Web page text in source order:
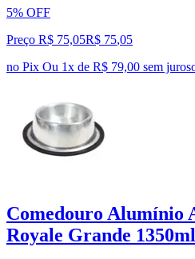
5% OFF
Preço R$ 75,05R$ 75,05
no Pix Ou 1x de R$ 79,00 sem juros
Comedouro Alumínio
Royale Grande 1350ml